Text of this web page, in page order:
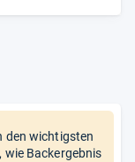
den wichtigsten
wie Backergebnis